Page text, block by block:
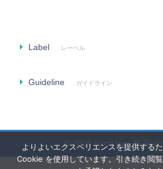
Label レーベル
Guideline ガイドライン
© 2026 bond Inc. All
よりよいエクスペリエンスを提供する
Cookie を使用しています。引き続き閲